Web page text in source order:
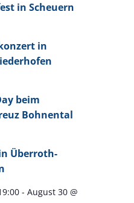
in Scheuern
in
beim
Bohnental
Überroth-
- August 30 @